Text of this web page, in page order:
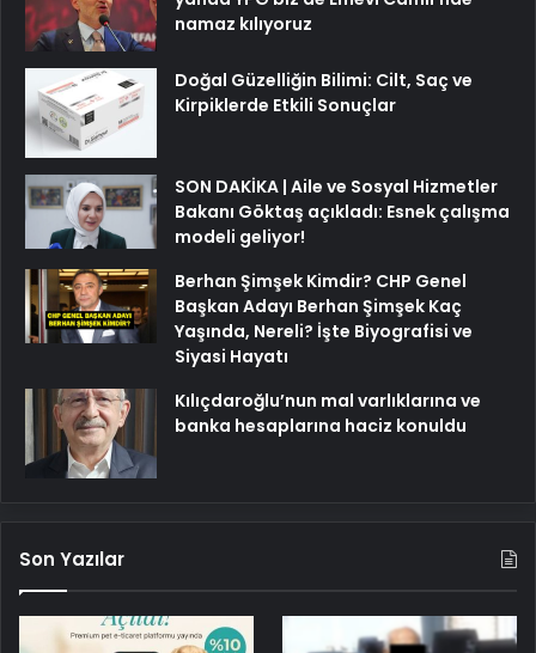
namaz kılıyoruz
Doğal Güzelliğin Bilimi: Cilt, Saç ve
Kirpiklerde Etkili Sonuçlar
SON DAKİKA | Aile ve Sosyal Hizmetler
Bakanı Göktaş açıkladı: Esnek çalışma
modeli geliyor!
Berhan Şimşek Kimdir? CHP Genel
Başkan Adayı Berhan Şimşek Kaç
Yaşında, Nereli? İşte Biyografisi ve
Siyasi Hayatı
Kılıçdaroğlu’nun mal varlıklarına ve
banka hesaplarına haciz konuldu
Son Yazılar